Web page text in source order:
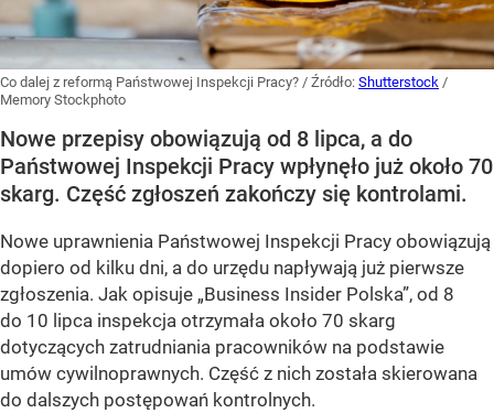
Co dalej z reformą Państwowej Inspekcji Pracy? / Źródło: Shutterstock /
Memory Stockphoto
Nowe przepisy obowiązują od 8 lipca, a do
Państwowej Inspekcji Pracy wpłynęło już około 70
skarg. Część zgłoszeń zakończy się kontrolami.
Nowe uprawnienia Państwowej Inspekcji Pracy obowiązują
dopiero od kilku dni, a do urzędu napływają już pierwsze
zgłoszenia. Jak opisuje „Business Insider Polska”, od 8
do 10 lipca inspekcja otrzymała około 70 skarg
dotyczących zatrudniania pracowników na podstawie
umów cywilnoprawnych. Część z nich została skierowana
do dalszych postępowań kontrolnych.